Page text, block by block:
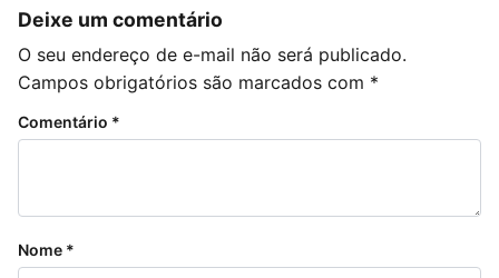
Deixe um comentário
O seu endereço de e-mail não será publicado.
Campos obrigatórios são marcados com *
Comentário *
Nome *